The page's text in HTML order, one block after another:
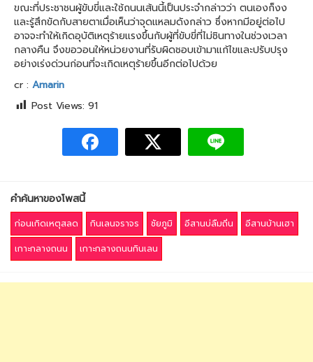
ขณะที่ประชาชนผู้ขับขี่และใช้ถนนเส้นนี้เป็นประจำกล่าวว่า ตนเองก็งง
และรู้สึกขัดกับสายตาเมื่อเห็นว่าจุดแหลมดังกล่าว ซึ่งหากมีอยู่ต่อไป
อาจจะทำให้เกิดอุบัติเหตุร้ายแรงขึ้นกับผู้ที่ขับขี่ที่ไม่ชินทางในช่วงเวลา
กลางคืน จึงขอวอนให้หน่วยงานที่รับผิดชอบเข้ามาแก้ไขและปรับปรุง
อย่างเร่งด่วนก่อนที่จะเกิดเหตุร้ายขึ้นอีกต่อไปด้วย
cr : Amarin
Post Views: 91
คำค้นหาของโพสนี้
ก่อนเกิดเหตุสลด กินเลนจราจร ชัยภูมิ อีสานบ่ลืมถิ่น
อีสานบ้านเฮา
เกาะกลางถนน
เกาะกลางถนนกินเลน